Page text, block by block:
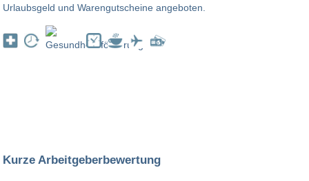
Urlaubsgeld und Warengutscheine angeboten.
Kurze Arbeitgeberbewertung